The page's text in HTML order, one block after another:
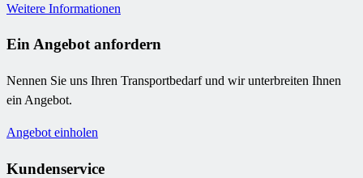
Weitere Informationen
Ein Angebot anfordern
Nennen Sie uns Ihren Transportbedarf und wir unterbreiten Ihnen
ein Angebot.
Angebot einholen
Kundenservice